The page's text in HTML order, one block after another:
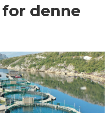
denne